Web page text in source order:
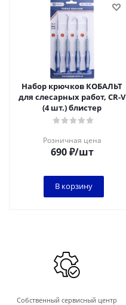
Набор крючков КОБАЛЬТ
для слесарных работ, CR-V
(4 шт.) блистер
Розничная цена
690₽/шт
В корзину
Собственный сервисный центр